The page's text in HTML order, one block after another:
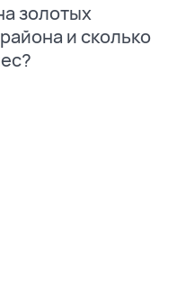
золотых
и сколько